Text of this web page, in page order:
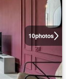
10photos